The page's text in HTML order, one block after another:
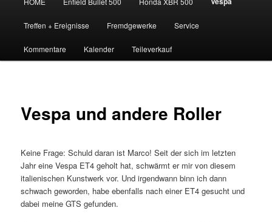
Treffen + Ereignisse Fremdgewerke Service
Kommentare Kalender Teileverkauf
Vespa und andere Roller
Keine Frage: Schuld daran ist Marco! Seit der sich im letzten
Jahr eine Vespa ET4 geholt hat, schwärmt er mir von diesem
italienischen Kunstwerk vor. Und irgendwann binn ich dann
schwach geworden, habe ebenfalls nach einer ET4 gesucht und
dabei meine GTS gefunden.